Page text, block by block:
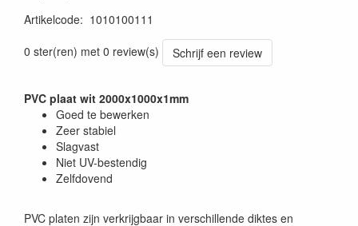
Artikelcode: 1010100111
0 ster(ren) met 0 review(s)
Schrijf een review
PVC plaat wit 2000x1000x1mm
Goed te bewerken
Zeer stabiel
Slagvast
Niet UV-bestendig
Zelfdovend
PVC platen zijn verkrijgbaar in verschillende diktes en